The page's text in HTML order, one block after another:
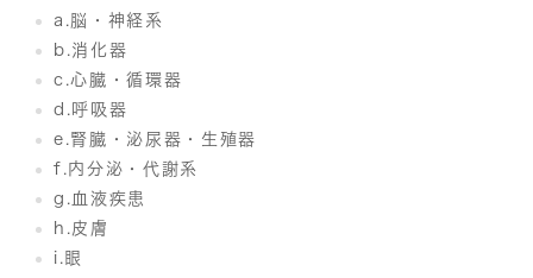
a.脳・神経系
b.消化器
c.心臓・循環器
d.呼吸器
e.腎臓・泌尿器・生殖器
f.内分泌・代謝系
g.血液疾患
h.皮膚
i.眼